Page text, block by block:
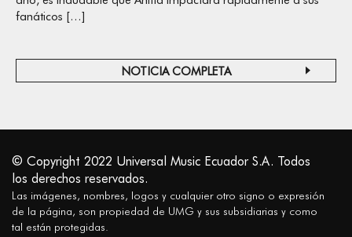
fanáticos […]
NOTICIA COMPLETA
© Copyright 2022 Universal Music Ecuador S.A. Todos
los derechos reservados.
Las imágenes, nombres, logos y cualquier otro signo o expresión
de la página, son propiedad de UMG y sus subsidiarias y como
tal están protegidas.